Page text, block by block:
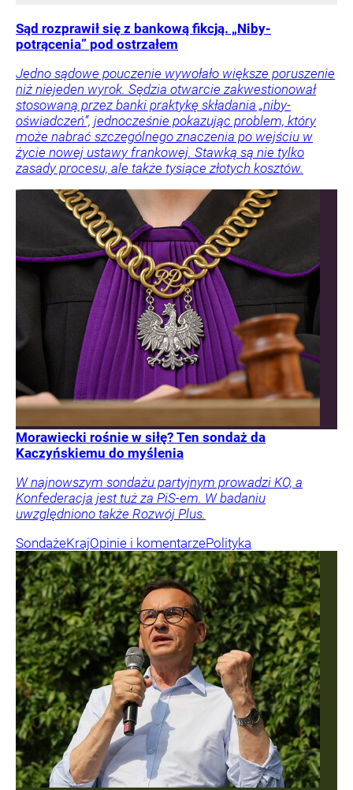
Sąd rozprawił się z bankową fikcją. „Niby-
potrącenia” pod ostrzałem
Jedno sądowe pouczenie wywołało większe poruszenie
niż niejeden wyrok. Sędzia otwarcie zakwestionował
stosowaną przez banki praktykę składania „niby-
oświadczeń”, jednocześnie pokazując problem, który
może nabrać szczególnego znaczenia po wejściu w
życie nowej ustawy frankowej. Stawką są nie tylko
zasady procesu, ale także tysiące złotych kosztów.
Morawiecki rośnie w siłę? Ten sondaż da
Kaczyńskiemu do myślenia
W najnowszym sondażu partyjnym prowadzi KO, a
Konfederacja jest tuż za PiS-em. W badaniu
uwzględniono także Rozwój Plus.
SondażeKrajOpinie i komentarzePolityka